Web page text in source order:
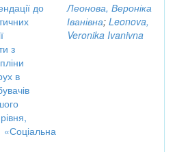
до
з
в
«Соціальна
Леонова, Вероніка
Іванівна; Leonova,
Veronika Ivanivna